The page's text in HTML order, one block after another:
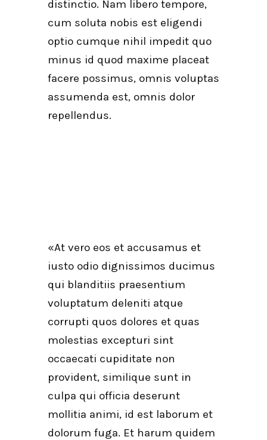
distinctio. Nam libero tempore,
cum soluta nobis est eligendi
optio cumque nihil impedit quo
minus id quod maxime placeat
facere possimus, omnis voluptas
assumenda est, omnis dolor
repellendus.
«At vero eos et accusamus et
iusto odio dignissimos ducimus
qui blanditiis praesentium
voluptatum deleniti atque
corrupti quos dolores et quas
molestias excepturi sint
occaecati cupiditate non
provident, similique sunt in
culpa qui officia deserunt
mollitia animi, id est laborum et
dolorum fuga. Et harum quidem